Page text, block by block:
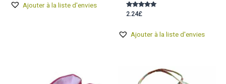
Ajouter à la liste d'envies
Note
2.24£
Ajouter à la liste d'envies